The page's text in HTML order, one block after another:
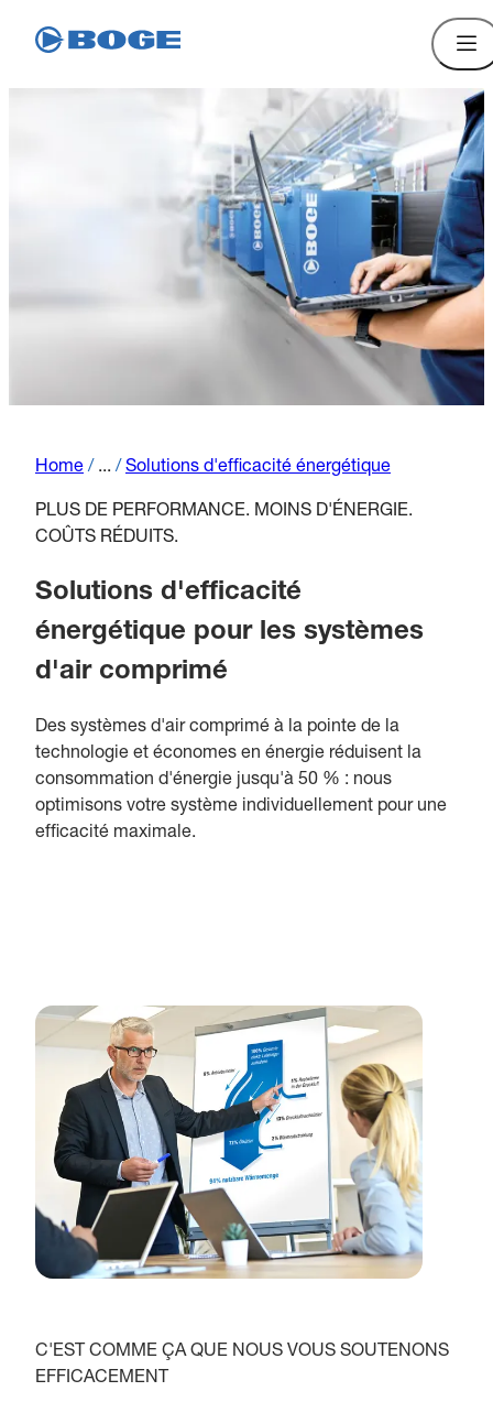
Home / ... / Solutions d'efficacité énergétique
PLUS DE PERFORMANCE. MOINS D'ÉNERGIE.
COÛTS RÉDUITS.
Solutions d'efficacité
énergétique pour les systèmes
d'air comprimé
Des systèmes d'air comprimé à la pointe de la
technologie et économes en énergie réduisent la
consommation d'énergie jusqu'à 50 % : nous
optimisons votre système individuellement pour une
efficacité maximale.
C'EST COMME ÇA QUE NOUS VOUS SOUTENONS
EFFICACEMENT